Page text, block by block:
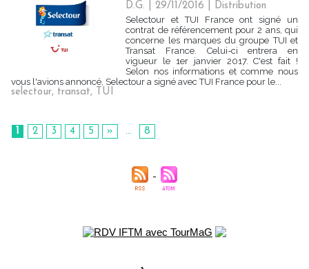
D.G. | 29/11/2016
Distribution
Selectour et TUI France ont signé un
contrat de référencement pour 2 ans, qui
concerne les marques du groupe TUI et
Transat France. Celui-ci entrera en
vigueur le 1er janvier 2017. C'est fait !
Selon nos informations et comme nous
vous l'avions annoncé, Selectour a signé avec TUI France pour le...
selectour, transat, TUI
1 2 3 4 5 » ... 8